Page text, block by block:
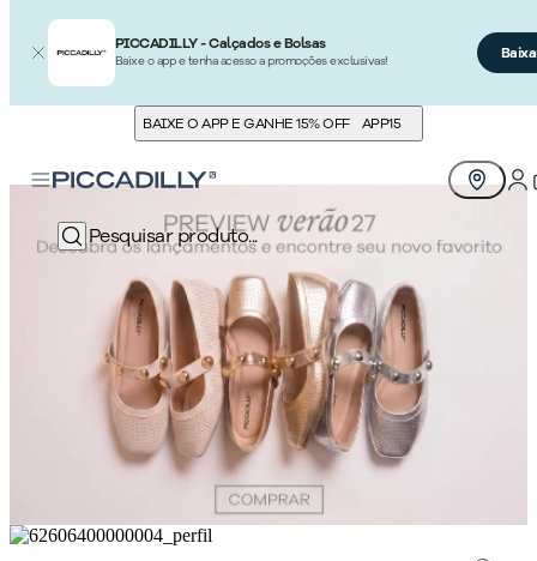
PICCADILLY - Calçados e Bolsas
Baixe o app e tenha acesso a promoções exclusivas!
BAIXE O APP E GANHE 15% OFF APP15